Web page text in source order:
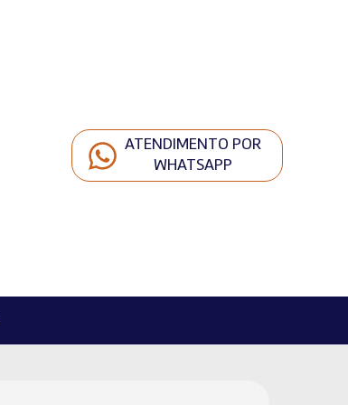
ATENDIMENTO POR
WHATSAPP